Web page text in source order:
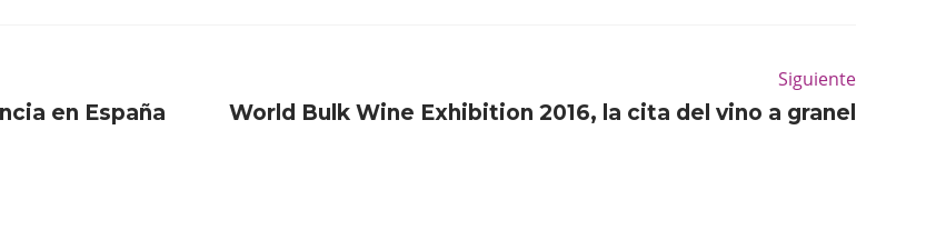
en España
Siguiente
World Bulk Wine Exhibition 2016, la cita del vino a granel